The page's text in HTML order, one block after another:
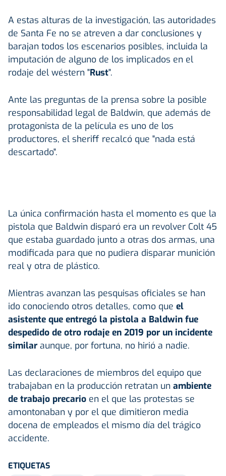
A estas alturas de la investigación, las autoridades
de Santa Fe no se atreven a dar conclusiones y
barajan todos los escenarios posibles, incluida la
imputación de alguno de los implicados en el
rodaje del wéstern "Rust".
Ante las preguntas de la prensa sobre la posible
responsabilidad legal de Baldwin, que además de
protagonista de la película es uno de los
productores, el sheriff recalcó que "nada está
descartado".
La única confirmación hasta el momento es que la
pistola que Baldwin disparó era un revolver Colt 45
que estaba guardado junto a otras dos armas, una
modificada para que no pudiera disparar munición
real y otra de plástico.
Mientras avanzan las pesquisas oficiales se han
ido conociendo otros detalles, como que el
asistente que entregó la pistola a Baldwin fue
despedido de otro rodaje en 2019 por un incidente
similar aunque, por fortuna, no hirió a nadie.
Las declaraciones de miembros del equipo que
trabajaban en la producción retratan un ambiente
de trabajo precario en el que las protestas se
amontonaban y por el que dimitieron media
docena de empleados el mismo día del trágico
accidente.
ETIQUETAS